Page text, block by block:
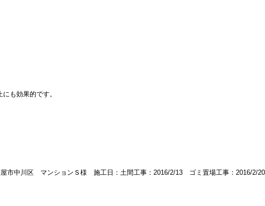
も効果的です。
市中川区 マンションＳ様 施工日：土間工事：2016/2/13 ゴミ置場工事：2016/2/20